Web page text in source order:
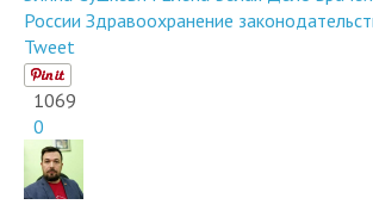
России Здравоохранение
Tweet
1069
0